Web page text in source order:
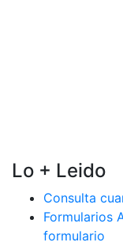
Lo + Leido
Consulta
Formularios
formulario